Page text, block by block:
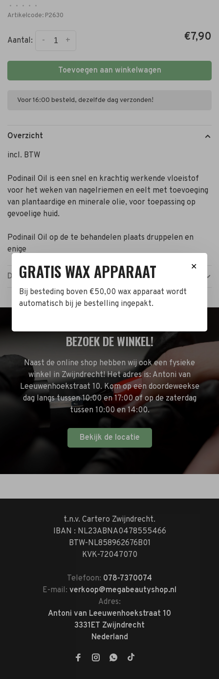
• • • •
•
Artikelcode: P2630
Aantal: +
- €7,90
Toevoegen aan winkelwagen
Voor 16:00 besteld, dezelfde dag verzonden!
Overzicht
incl. BTW
Podinail Oil is een snel en krachtig werkende vloeistof
voor het weken van nagelriemen en eelt met toevoeging
van plantaardige en minerale olie, voor toepassing op
gevoelige huid.
Podinail Oil op de te behandelen plaats druppelen en
enige
Details
BEZOEK DE WINKEL!
Naast de online shop hebben wij ook een fysieke
winkel in Zwijndrecht! Het adres is: Antoni van
Leeuwenhoekstraat 10. Kom op een doordeweekse
dag langs tussen 10:00 en 17:00 of op de zaterdag
tussen 10:00 en 14:00.
Bekijk de locatie
t.n.v. Cartero Zwijndrecht.
IBAN : NL23ABNA0478555466
BTW-NL858962676B01
KVK-72047070
Telefoon: 078-7370074
E-mail: verkoop@megabeautyshop.nl
Adres:
Antoni van Leeuwenhoekstraat 10
3331ET Zwijndrecht
Nederland
✕
GRATIS WAX APPARAAT
Bij besteding boven €50,00 wax apparaat wordt
automatisch bij je bestelling ingepakt.